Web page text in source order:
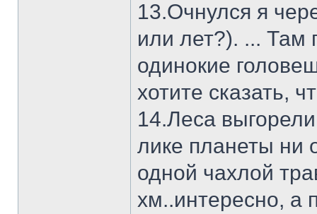
13.Очнулся я
или лет?). ... Там
одинокие
хотите сказать,
14.Леса
лике планеты ни
одной чахлой
хм..интересно, а